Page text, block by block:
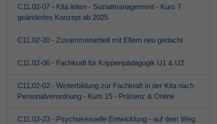
C11.02-07 - Kita leiten - Sozialmanagement - Kurs 7
geändertes Konzept ab 2025
C11.02-20 - Zusammenarbeit mit Eltern neu gedacht
C11.02-06 - Fachkraft für Krippenpädagogik U1 & U2
C11.02-02 - Weiterbildung zur Fachkraft in der Kita nach
Personalverordnung - Kurs 15 - Präsenz & Online
C11.02-23 - Psychosexuelle Entwicklung - auf dem Weg